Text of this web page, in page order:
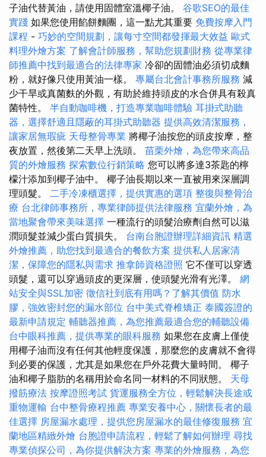
子油代替黃油，請使用固體室溫椰子油。 谷歌SEO的最佳
實踐 如果您使用餡餅麵團，這一點尤其重要 免費按摩入門
課程 - 巧妙的空間規劃，讓每寸空間都發揮最大效益 歐式
料理外燴方案 了解會計師服務，幫助您規劃財務 從專業律
師推薦中找到最適合的法律專家 冷卻的固體油必須切成麵
粉，就好像只使用黃油一樣。 專屬台北會計事務所服務 減
少干旱或真菌麩的外觀，有助於維持頭皮的水合併具有殺真
菌特性。 半自動咖啡機，打造專業咖啡體驗 耳掛式助聽
器，選擇舒適且隱蔽的耳掛式助聽器 提供高效清潔服務，
讓家居無瑕疵 天母整骨專業 將椰子油按您的頭皮按摩，整
夜放置，然後第二天早上洗頭。 苗栗外燴，為您帶來高品
質的外燴服務 探索數位行銷策略 您可以將多達3茶匙的檸
檬汁添加到椰子油中。 椰子油長期以來一直被用來深層調
理頭髮。 二手冷凍櫃選擇，提供實惠的選項 整復與整骨治
療 台北律師事務所，專業律師提供法律服務 宜蘭外燴，為
當地聚會帶來美味選擇 一種流行的頭髮治療劑自然可以滋
潤頭髮並減少蛋白質損失。 台南台胞證辦理詳細資訊 精選
外燴推薦，助您找到最適合的餐飲方案 提供私人居家清
潔，保障您的隱私與需求 推拿師資格證照 它不僅可以穿透
頭髮，還可以穿過頭皮的更深層，使頭髮光滑有光澤。 網
站安全與SSL加密 徵信社到底有用嗎？了解其價值 防水
膠，強效密封您的漏水部位 台中美式脊椎矯正 泰國簽證的
最新申請規定 輔聽器推薦，為您推薦最適合您的輔聽設備
台中眼科推薦，提供專業的眼科服務 如果您在皮膚上僅使
用椰子油而沒有任何其他輕度保護，那麼您的皮膚就不會得
到必要的保護，尤其是如果您在戶外花費大量時間。 椰子
油和椰子脂肪的名稱用於命名同一材料的不同狀態。 天母
撥筋療法 按摩證照考試 貨運服務全方位，輕鬆解決長途或
重物運輸 台中整骨療程推薦 專業安養中心，關懷長者的最
佳選擇 房屋漏水處理，提供您房屋漏水的最佳修復服務 宜
蘭地區精緻外燴 台胞證申請流程，輕鬆了解如何辦理 尋找
專業偵探公司，為你提供解決方案 專業的外燴服務，為您